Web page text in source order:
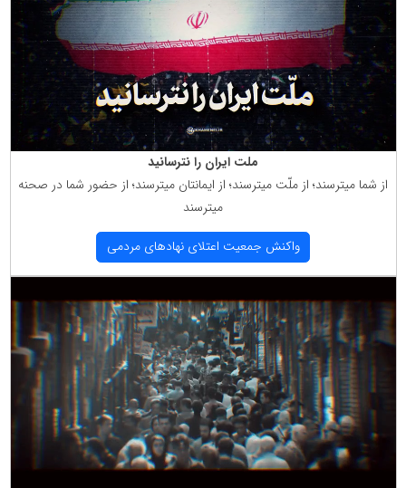
ملت ایران را نترسانید
از شما میترسند؛ از ملّت میترسند؛ از ایمانتان میترسند؛ از حضور شما در صحنه
میترسند
واكنش جمعیت اعتلای نهادهای مردمی